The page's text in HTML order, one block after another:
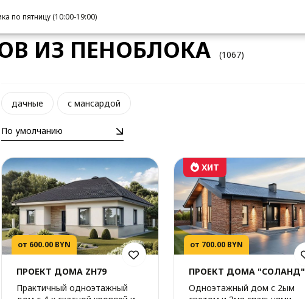
по пятницу (10:00-19:00)
ИЗ ПЕНОБЛОКА (1067)
дачные с мансардой
По умолчанию
от 600.00 BYN
ПРОЕКТ ДОМА ZH79
Практичный одноэтажный
от 700.00 BYN
ХИТ
ПРОЕКТ ДОМА "СОЛАНД"
Одноэтажный дом с 2ым